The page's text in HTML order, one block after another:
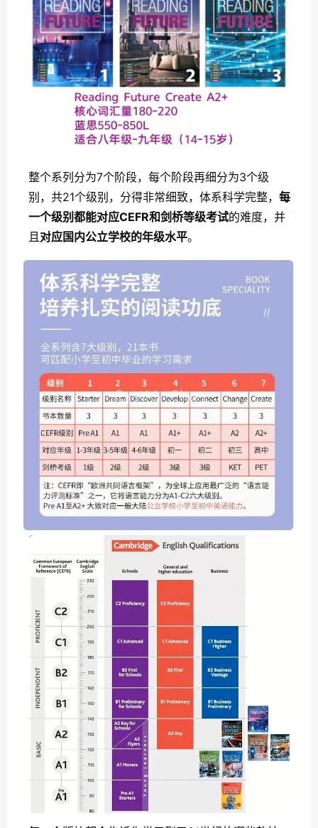
整个系列分为7个阶段，每个阶段再细分为3个级
别，共21个级别，分得非常细致，体系科学完整， 每
一个级别都能对应CEFR和剑桥等级考试的难度，并
且 对应国内公立学校的年级水平。